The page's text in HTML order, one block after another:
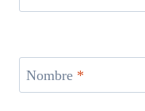
Nombre *